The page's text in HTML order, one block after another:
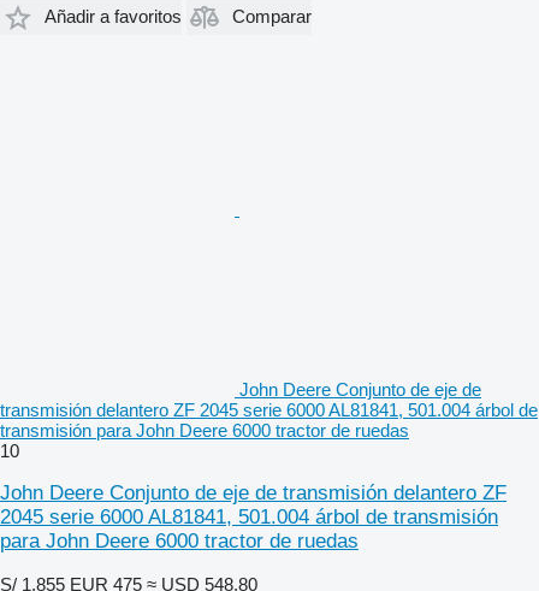
Añadir a favoritos
Comparar
John Deere Conjunto de eje de
transmisión delantero ZF 2045 serie 6000 AL81841, 501.004 árbol de
transmisión para John Deere 6000 tractor de ruedas
10
John Deere Conjunto de eje de transmisión delantero ZF
2045 serie 6000 AL81841, 501.004 árbol de transmisión
para John Deere 6000 tractor de ruedas
S/ 1,855 EUR 475 ≈ USD 548.80